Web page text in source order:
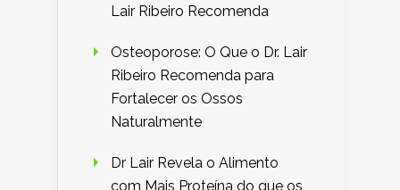
Lair Ribeiro Recomenda
Osteoporose: O Que o Dr. Lair
Ribeiro Recomenda para
Fortalecer os Ossos
Naturalmente
Dr Lair Revela o Alimento
com Mais Proteína do que os